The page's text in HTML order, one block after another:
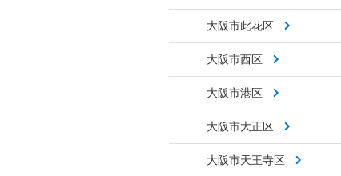
大阪市此花区
大阪市西区
大阪市港区
大阪市大正区
大阪市天王寺区